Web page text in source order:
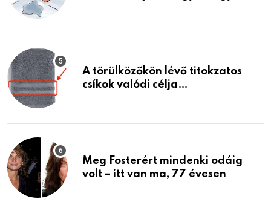
A törülközőkön lévő titokzatos
csíkok valódi célja…
Meg Fosterért mindenki odáig
volt – itt van ma, 77 évesen